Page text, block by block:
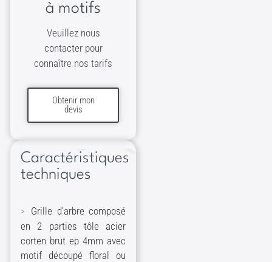
à motifs
Veuillez nous
contacter pour
connaître nos tarifs
Obtenir mon
devis
Caractéristiques
techniques
Grille d’arbre composé
en 2 parties tôle acier
corten brut ep 4mm avec
motif découpé floral ou